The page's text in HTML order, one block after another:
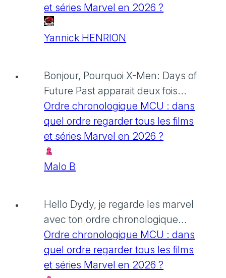
et séries Marvel en 2026 ?
Yannick HENRION
Bonjour, Pourquoi X-Men: Days of
Future Past apparait deux fois...
Ordre chronologique MCU : dans
quel ordre regarder tous les films
et séries Marvel en 2026 ?
Malo B
Hello Dydy, je regarde les marvel
avec ton ordre chronologique...
Ordre chronologique MCU : dans
quel ordre regarder tous les films
et séries Marvel en 2026 ?